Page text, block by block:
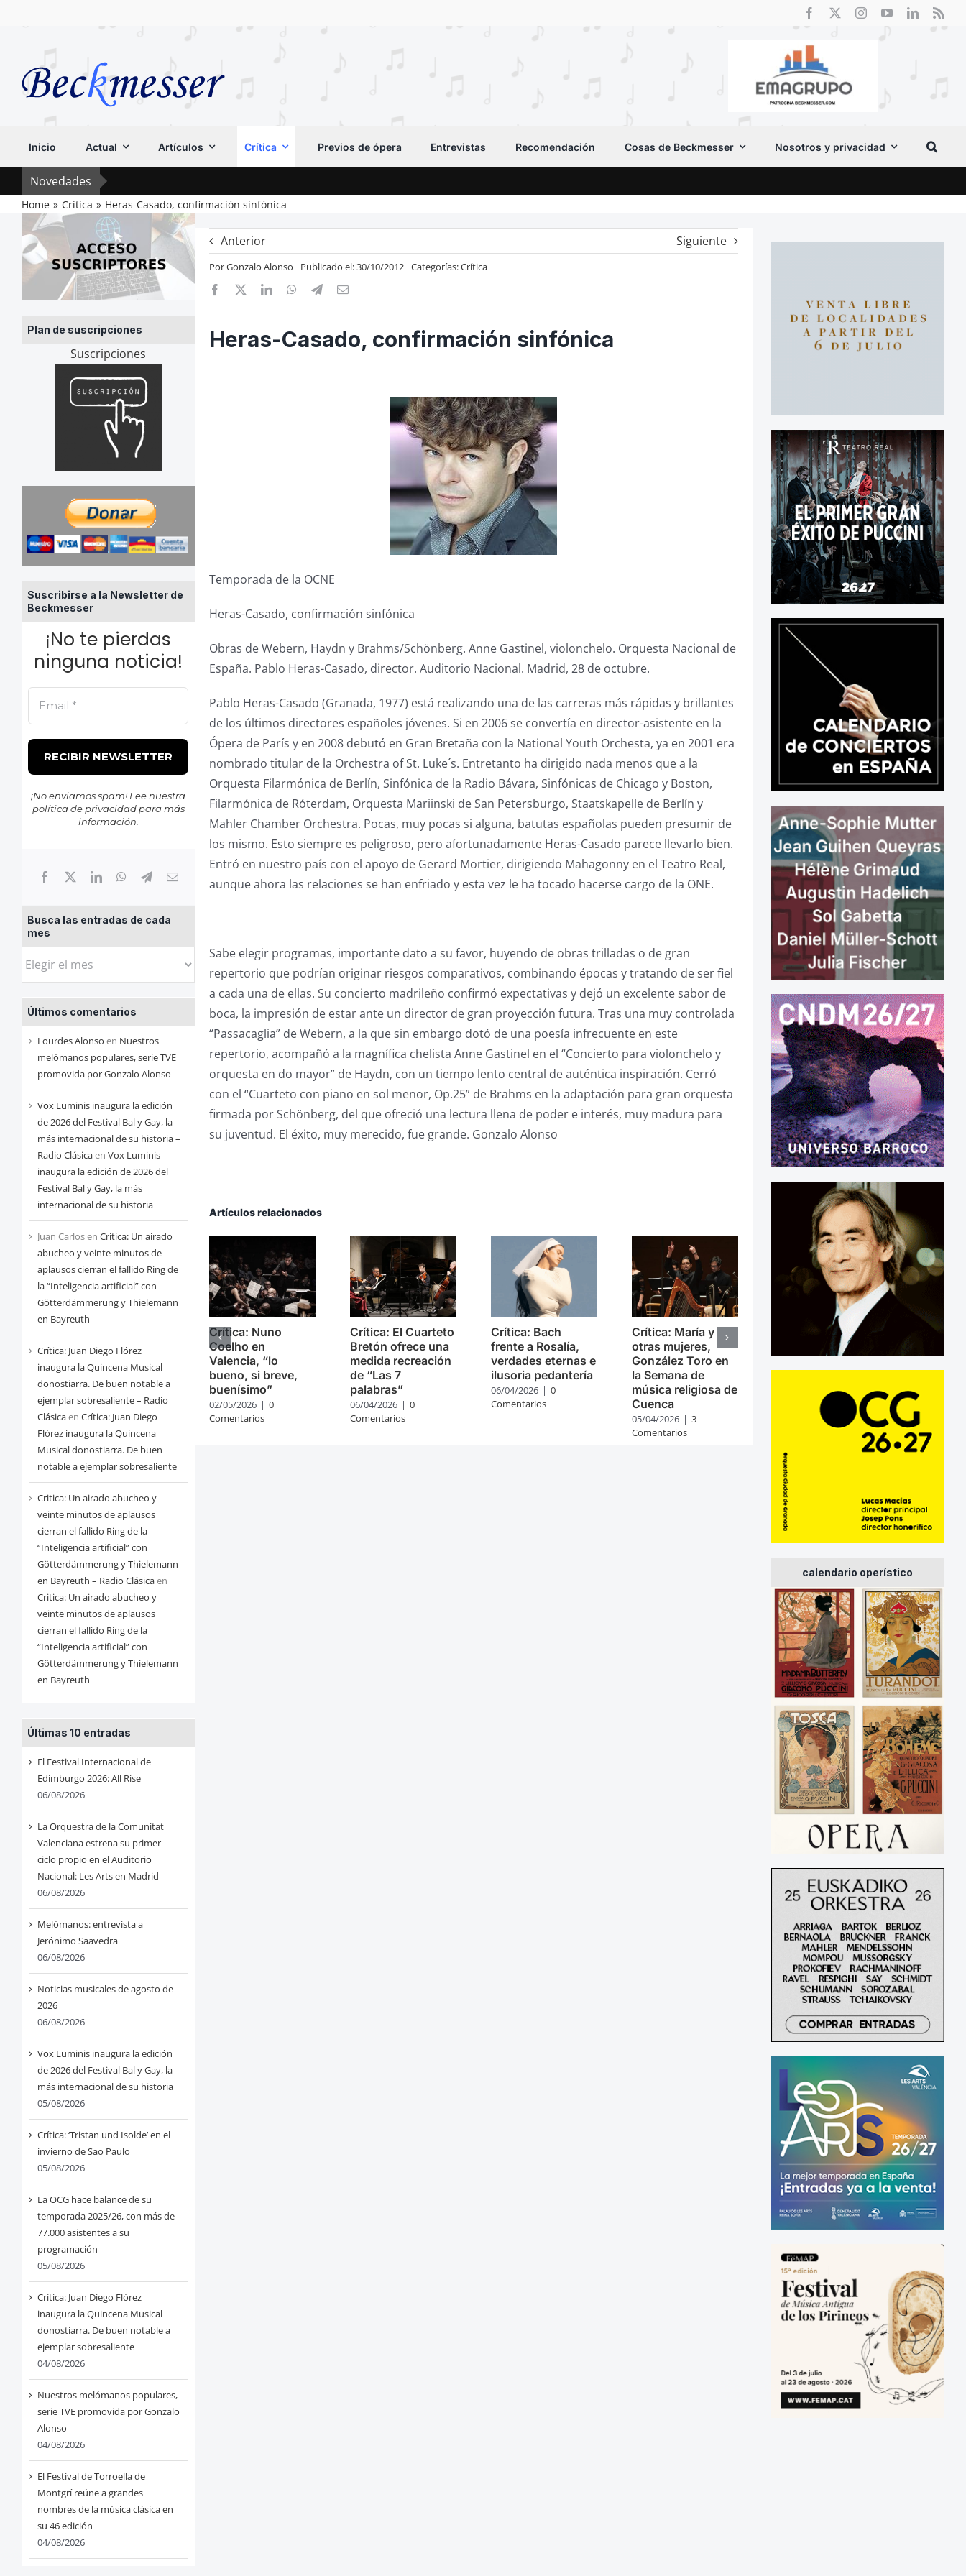
Inicio Actual Artículos Crítica Previos de ópera Entrevistas Recomendación Cosas de Beckmesser Nosotros y privacidad
Novedades
Home Crítica Heras-Casado, confirmación sinfónica
Plan de suscripciones
Suscripciones
Suscribirse a la Newsletter de
Beckmesser
¡No te pierdas
ninguna noticia!
¡No enviamos spam! Lee nuestra
política de privacidadpara más
información.
Busca las entradas de cada
mes
Busca
entradas
de
cada
mes
Últimos comentarios
Lourdes Alonso en Nuestros
melómanos populares, serie TVE
promovida por Gonzalo Alonso
Vox Luminis inaugura la edición
de 2026 del Festival Bal y Gay, la
más internacional de su historia –
Radio Clásicaen Vox Luminis
inaugura la edición de 2026 del
Festival Bal y Gay, la más
internacional de su historia
Juan Carlosen Critica: Un airado
abucheo y veinte minutos de
aplausos cierran el fallido Ring de
la “Inteligencia artificial” con
Götterdämmerung y Thielemann
en Bayreuth
Crítica: Juan Diego Flórez
inaugura la Quincena Musical
donostiarra. De buen notable a
ejemplar sobresaliente – Radio
Clásicaen Crítica: Juan Diego
Flórez inaugura la Quincena
Musical donostiarra. De buen
notable a ejemplar sobresaliente
Critica: Un airado abucheo y
veinte minutos de aplausos
cierran el fallido Ring de la
“Inteligencia artificial” con
Götterdämmerung y Thielemann
en Bayreuth – Radio Clásicaen
Critica: Un airado abucheo y
veinte minutos de aplausos
cierran el fallido Ring de la
“Inteligencia artificial” con
Götterdämmerung y Thielemann
en Bayreuth
Últimas 10 entradas
El Festival Internacional de
Edimburgo 2026: All Rise
06/08/2026
La Orquestra de la Comunitat
Valenciana estrena su primer
ciclo propio en el Auditorio
Nacional: Les Arts en Madrid
06/08/2026
Melómanos: entrevista a
Jerónimo Saavedra
06/08/2026
Noticias musicales de agosto de
2026
06/08/2026
Vox Luminis inaugura la edición
de 2026 del Festival Bal y Gay, la
más internacional de su historia
05/08/2026
Crítica: ‘Tristan und Isolde’ en el
invierno de Sao Paulo
05/08/2026
La OCG hace balance de su
temporada 2025/26, con más de
77.000 asistentes a su
programación
05/08/2026
Crítica: Juan Diego Flórez
inaugura la Quincena Musical
donostiarra. De buen notable a
ejemplar sobresaliente
04/08/2026
Nuestros melómanos populares,
serie TVE promovida por Gonzalo
Alonso
04/08/2026
El Festival de Torroella de
Montgrí reúne a grandes
nombres de la música clásica en
su 46 edición
04/08/2026
Anterior Siguiente
PorGonzalo Alonso Publicado el: 30/10/2012 Categorías:Crítica
Heras-Casado, confirmación sinfónica
Temporada de la OCNE
Heras-Casado, confirmación sinfónica
Obras de Webern, Haydn y Brahms/Schönberg. Anne Gastinel, violonchelo. Orquesta Nacional de
España. Pablo Heras-Casado, director. Auditorio Nacional. Madrid, 28 de octubre.
Pablo Heras-Casado (Granada, 1977) está realizando una de las carreras más rápidas y brillantes
de los últimos directores españoles jóvenes. Si en 2006 se convertía en director-asistente en la
Ópera de París y en 2008 debutó en Gran Bretaña con la National Youth Orchesta, ya en 2001 era
nombrado titular de la Orchestra of St. Luke´s. Entretanto ha dirigido nada menos que a la
Orquesta Filarmónica de Berlín, Sinfónica de la Radio Bávara, Sinfónicas de Chicago y Boston,
Filarmónica de Róterdam, Orquesta Mariinski de San Petersburgo, Staatskapelle de Berlín y
Mahler Chamber Orchestra. Pocas, muy pocas si alguna, batutas españolas pueden presumir de
los mismo. Esto siempre es peligroso, pero afortunadamente Heras-Casado parece llevarlo bien.
Entró en nuestro país con el apoyo de Gerard Mortier, dirigiendo Mahagonny en el Teatro Real,
aunque ahora las relaciones se han enfriado y esta vez le ha tocado hacerse cargo de la ONE.
Sabe elegir programas, importante dato a su favor, huyendo de obras trilladas o de gran
repertorio que podrían originar riesgos comparativos, combinando épocas y tratando de ser fiel
a cada una de ellas. Su concierto madrileño confirmó expectativas y dejó un excelente sabor de
boca, la impresión de estar ante un director de gran proyección futura. Tras una muy controlada
“Passacaglia” de Webern, a la que sin embargo dotó de una poesía infrecuente en este
repertorio, acompañó a la magnífica chelista Anne Gastinel en el “Concierto para violonchelo y
orquesta en do mayor” de Haydn, con un tiempo lento central de auténtica inspiración. Cerró
con el “Cuarteto con piano en sol menor, Op.25” de Brahms en la adaptación para gran orquesta
firmada por Schönberg, del que ofreció una lectura llena de poder e interés, muy madura para
su juventud. El éxito, muy merecido, fue grande. Gonzalo Alonso
Artículos relacionados
Crítica: Nuno
Coelho en
Valencia, “lo
bueno, si breve,
buenísimo”
02/05/2026 | 0
Comentarios
Crítica: El Cuarteto
Bretón ofrece una
medida recreación
de “Las 7
palabras”
06/04/2026 | 0
Comentarios
Crítica: Bach
frente a Rosalía,
verdades eternas e
ilusoria pedantería
06/04/2026 | 0
Comentarios
Crítica: María y
otras mujeres,
González Toro en
la Semana de
música religiosa de
Cuenca
05/04/2026 | 3
Comentarios
calendario operístico